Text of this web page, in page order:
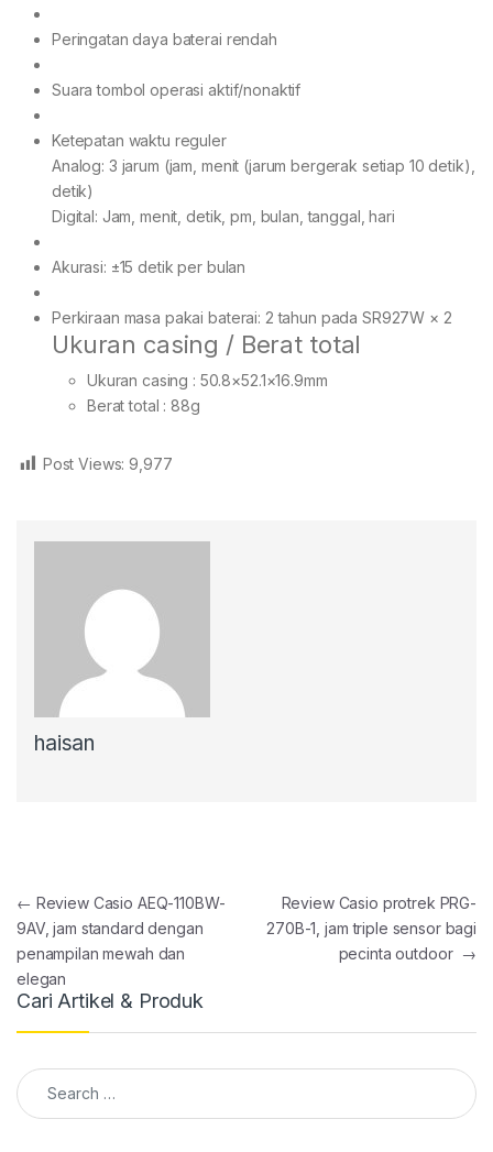
Peringatan daya baterai rendah
Suara tombol operasi aktif/nonaktif
Ketepatan waktu reguler
Analog: 3 jarum (jam, menit (jarum bergerak setiap 10 detik),
detik)
Digital: Jam, menit, detik, pm, bulan, tanggal, hari
Akurasi: ±15 detik per bulan
Perkiraan masa pakai baterai: 2 tahun pada SR927W × 2
Ukuran casing / Berat total
Ukuran casing : 50.8×52.1×16.9mm
Berat total : 88g
Post Views: 9,977
haisan
Post navigation
← Review Casio AEQ-110BW-
9AV, jam standard dengan
penampilan mewah dan
elegan
Review Casio protrek PRG-
270B-1, jam triple sensor bagi
pecinta outdoor →
Cari Artikel & Produk
Search for: